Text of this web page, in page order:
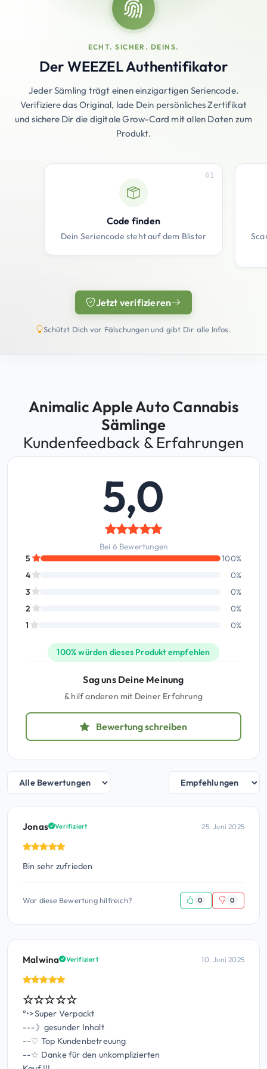
ECHT. SICHER. DEINS.
Der WEEZEL Authentifikator
Jeder Sämling trägt einen einzigartigen Seriencode.
Verifiziere das Original, lade Dein persönliches Zertifikat
und sichere Dir die digitale Grow-Card mit allen Daten zum
Produkt.
01
Code finden
Dein Seriencode steht auf dem Blister
Jetzt verifizieren
(öffnet in neuem Tab)
Schützt Dich vor Fälschungen und gibt Dir alle Infos.
Animalic Apple Auto Cannabis
Sämlinge
Kundenfeedback & Erfahrungen
5,0
Bei 6 Bewertungen
5
100%
4
0%
3
0%
2
0%
1
0%
100% würden dieses Produkt empfehlen
Sag uns Deine Meinung
& hilf anderen mit Deiner Erfahrung
Bewertung schreiben
Jonas Verifiziert 25. Juni 2025
Bin sehr zufrieden
War diese Bewertung hilfreich? 0 0
Malwina Verifiziert 10. Juni 2025
☆☆☆☆☆
°•>Super Verpackt
---》gesunder Inhalt
--♡ Top Kundenbetreuung
--☆ Danke für den unkomplizierten